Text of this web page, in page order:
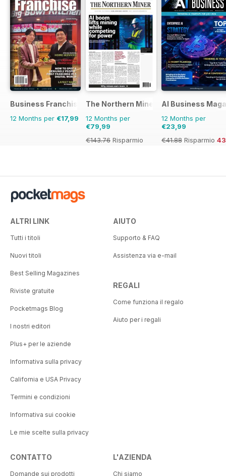
Business Franchise Australia&NZ
12 Months per €17,99
The Northern Miner
12 Months per
€79,99
€143.76 Risparmio
AI Business
12 Months per
€23,99
€41.88 Risparmio
ALTRI LINK
Tutti i titoli
Nuovi titoli
Best Selling Magazines
Riviste gratuite
Pocketmags Blog
I nostri editori
Plus+ per le aziende
Informativa sulla privacy
California e USA Privacy
Termini e condizioni
Informativa sui cookie
Le mie scelte sulla privacy
AIUTO
Supporto & FAQ
Assistenza via e-mail
REGALI
Come funziona il regalo
Aiuto per i regali
CONTATTO
Domande sui prodotti
L'AZIENDA
Chi siamo